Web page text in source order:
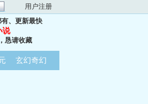
用户注册
、更新最快
说
恳请收藏
玄幻奇幻